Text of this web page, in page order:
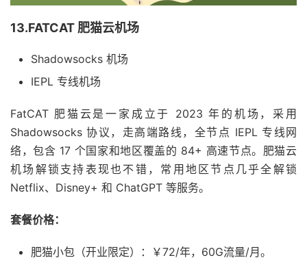
13.FATCAT 肥猫云机场
Shadowsocks 机场
IEPL 专线机场
FatCAT 肥猫云是一家成立于 2023 年的机场，采用
Shadowsocks 协议，走高端路线，全节点 IEPL 专线网
络，包含 17 个国家和地区覆盖的 84+ 高速节点。肥猫云
机场解锁支持表现也不错，常用地区节点几乎全解锁
Netflix、Disney+ 和 ChatGPT 等服务。
套餐价格：
肥猫小包（开业限定）：￥72/年，60G流量/月。